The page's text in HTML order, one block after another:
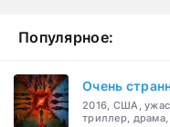
Популярное:
Очень
2016, США,
триллер, драма,